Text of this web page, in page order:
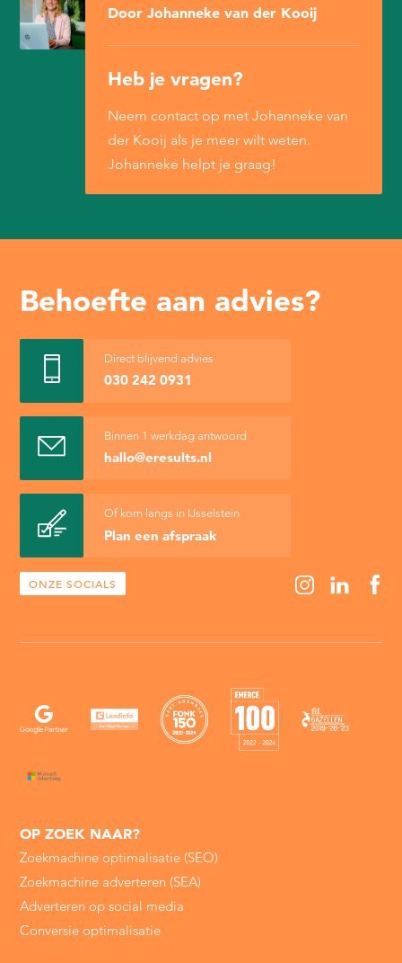
Door Johanneke van der Kooij
Heb je vragen?
Neem contact op met Johanneke van
der Kooij als je meer wilt weten.
Johanneke helpt je graag!
Behoefte aan advies?
Direct blijvend advies
030 242 0931
Binnen 1 werkdag antwoord
hallo@eresults.nl
Of kom langs in IJsselstein
Plan een afspraak
ONZE SOCIALS
OP ZOEK NAAR?
Zoekmachine optimalisatie (SEO)
Zoekmachine adverteren (SEA)
Adverteren op social media
Conversie optimalisatie